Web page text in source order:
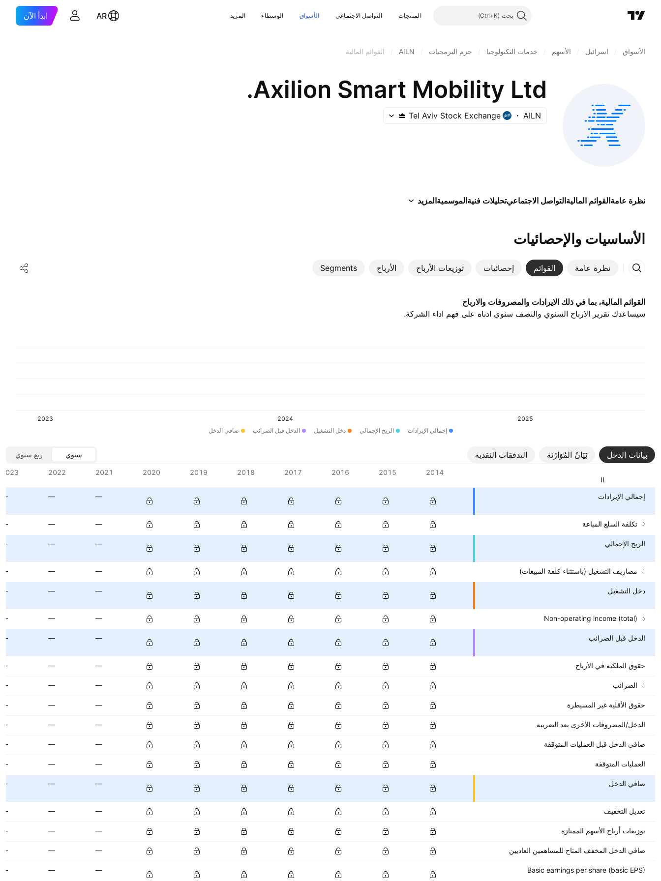
بحث المنتجات التواصل الاجتماعي الأسواق الوسطاء المزيد AR ابدأ الآن
الأسواق اسرائيل الأسهم خدمات التكنولوجيا حزم البرمجيات AILN القوائم المالية
Axilion Smart Mobility Ltd.
AILN
Tel Aviv Stock Exchange
نظرة عامةالقوائم الماليةالتواصل الاجتماعيتحليلات فنيةالموسميةالمزيد
الأساسيات والإحصائيات
نظرة عامة القوائم إحصائيات توزيعات الأرباح الأرباح Segments
القوائم المالية، بما في ذلك الايرادات والمصروفات والارباح
سيساعدك تقرير الارباح السنوي والنصف سنوي ادناه على فهم اداء الشركة.
2023 2024
2025
إجمالي الإيرادات
الربح الإجمالي دخل التشغيل الدخل قبل الضرائب صافي الدخل
بيانات الدخل بَيَانُ المُوَازَنَة التدفقات النقدية سنوي
ربع سنوي
2014
2015
2016
2017
2018
2019
2020
2021
2022
2023
إجمالي الإيرادات —
—
—
تكلفة السلع ‎المباعة —
—
—
الربح الإجمالي —
—
—
مصاريف التشغيل (باستثناء كلفة المبيعات) —
—
—
دخل التشغيل —
—
—
Non-operating income (total)
—
—
—
الدخل قبل الضرائب —
—
—
حقوق الملكية في الأرباح —
—
—
الضرائب —
—
—
حقوق الأقلية غير المسيطرة —
—
—
الدخل/المصروفات الأخرى بعد الضريبة —
—
—
صافي الدخل قبل العمليات المتوقفة —
—
—
العمليات المتوقفة —
—
—
صافي الدخل —
—
—
تعديل التخفيف —
—
—
توزيعات أرباح الأسهم الممتازة —
—
—
صافي الدخل المخفف المتاح للمساهمين العاديين —
—
—
Basic earnings per share (basic EPS)
—
—
—